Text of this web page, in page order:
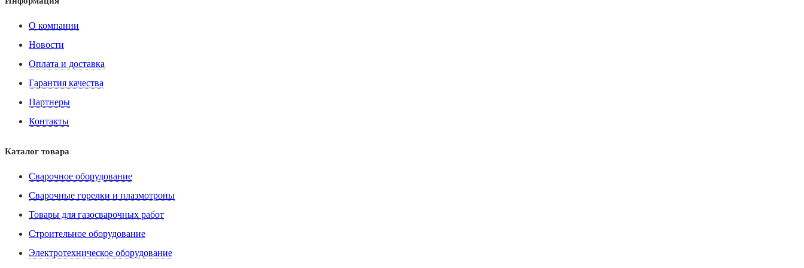
О компании
Новости
Оплата и доставка
Гарантия качества
Партнеры
Контакты
Каталог товара
Сварочное оборудование
Сварочные горелки и плазмотроны
Товары для газосварочных работ
Строительное оборудование
Электротехническое оборудование